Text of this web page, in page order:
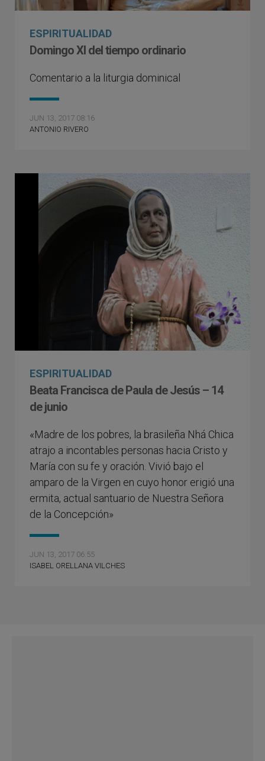
ESPIRITUALIDAD
Domingo XI del tiempo ordinario
Comentario a la liturgia dominical
JUN 13, 2017 08:16
ANTONIO RIVERO
ESPIRITUALIDAD
Beata Francisca de Paula de Jesús – 14
de junio
«Madre de los pobres, la brasileña Nhá Chica
atrajo a incontables personas hacia Cristo y
María con su fe y oración. Vivió bajo el
amparo de la Virgen en cuyo honor erigió una
ermita, actual santuario de Nuestra Señora
de la Concepción»
JUN 13, 2017 06:55
ISABEL ORELLANA VILCHES